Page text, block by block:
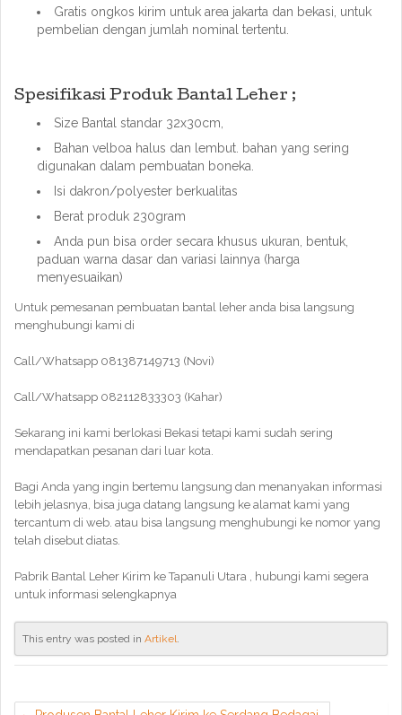
Gratis ongkos kirim untuk area jakarta dan bekasi, untuk
pembelian dengan jumlah nominal tertentu.
Spesifikasi Produk Bantal Leher ;
Size Bantal standar 32x30cm,
Bahan velboa halus dan lembut. bahan yang sering
digunakan dalam pembuatan boneka.
Isi dakron/polyester berkualitas
Berat produk 230gram
Anda pun bisa order secara khusus ukuran, bentuk,
paduan warna dasar dan variasi lainnya (harga
menyesuaikan)
Untuk pemesanan pembuatan bantal leher anda bisa langsung
menghubungi kami di
Call/Whatsapp 081387149713 (Novi)
Call/Whatsapp 082112833303 (Kahar)
Sekarang ini kami berlokasi Bekasi tetapi kami sudah sering
mendapatkan pesanan dari luar kota.
Bagi Anda yang ingin bertemu langsung dan menanyakan informasi
lebih jelasnya, bisa juga datang langsung ke alamat kami yang
tercantum di web. atau bisa langsung menghubungi ke nomor yang
telah disebut diatas.
Pabrik Bantal Leher Kirim ke Tapanuli Utara , hubungi kami segera
untuk informasi selengkapnya
This entry was posted in Artikel.